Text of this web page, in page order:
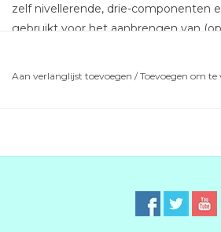
zelf nivellerende, drie-componenten
gebruikt voor het aanbrengen van
Aan verlanglijst toevoegen /Toevoegen om te